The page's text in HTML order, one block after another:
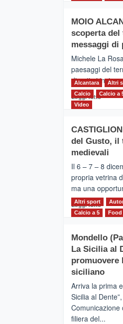
Torna
la
MOIO
scoperta
messaggi di
Michele La
paesaggi del
divertirsi
Leggi tuttoLeggi
MOIO
–
alla
del
tra
sport
di
Alcantara Altri
Calcio
Calcio a
Video
del Gusto, il
medievali
Il 6 – 7 – 8
propria vetrina
ma una
Leggi tuttoLeggi
DI
SICILIA
(Ct)
Il
Borgo
del
Altri sport
Calcio a 5
Food
Mondello
La Sicilia al
promuovere
siciliano
Arriva la prima
Sicilia al
Comunicazione
filiera del...